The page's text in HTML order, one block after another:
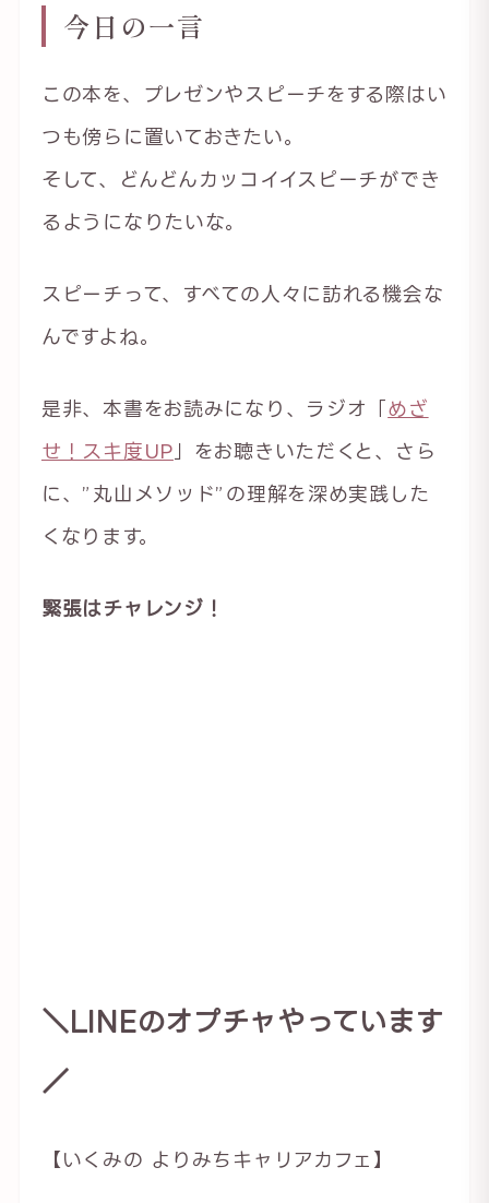
今日の一言
この本を、プレゼンやスピーチをする際はい
つも傍らに置いておきたい。
そして、どんどんカッコイイスピーチができ
るようになりたいな。
スピーチって、すべての人々に訪れる機会な
んですよね。
是非、本書をお読みになり、ラジオ「めざ
せ！スキ度UP 」をお聴きいただくと、さら
に、”丸山メソッド”の理解を深め実践した
くなります。
緊張はチャレンジ！
＼LINEのオプチャやっています
／
【いくみの よりみちキャリアカフェ】